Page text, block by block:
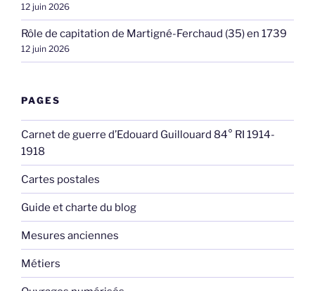
12 juin 2026
Rôle de capitation de Martigné-Ferchaud (35) en 1739
12 juin 2026
PAGES
Carnet de guerre d’Edouard Guillouard 84° RI 1914-
1918
Cartes postales
Guide et charte du blog
Mesures anciennes
Métiers